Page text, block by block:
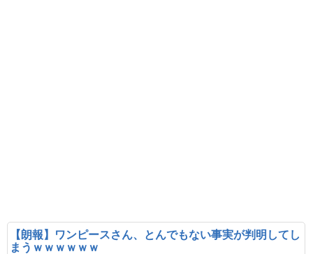
【朗報】ワンピースさん、とんでもない事実が判明してし
まうｗｗｗｗｗｗ